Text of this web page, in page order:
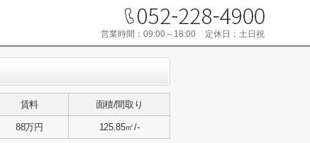
営業時間： 09:00～18:00 定休日： 土日祝
賃料 面積/間取り
88万円 125.85㎡/-